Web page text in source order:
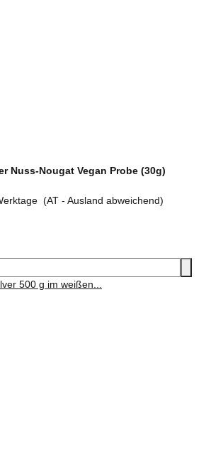
Nuss-Nougat Vegan Probe (30g)
(AT - Ausland abweichend)